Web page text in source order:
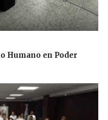
Humano en Poder